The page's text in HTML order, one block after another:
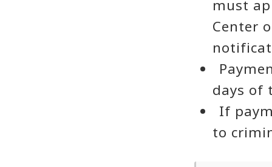
must
Center
days of
If
to